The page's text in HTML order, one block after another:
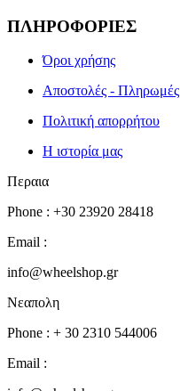
ΠΛΗΡΟΦΟΡΙΕΣ
Όροι χρήσης
Αποστολές - Πληρωμές
Πολιτική απορρήτου
Η ιστορία μας
Περαια
Phone : +30 23920 28418
Email :
info@wheelshop.gr
Νεαπολη
Phone : + 30 2310 544006
Email :